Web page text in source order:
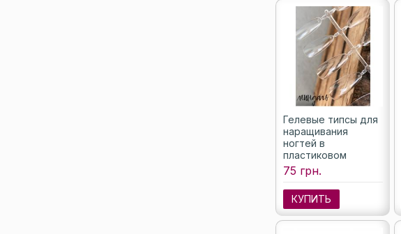
Гелевые типсы для
наращивания
ногтей в
пластиковом
контейнере
(Миндаль), 240 шт.
75 грн.
КУПИТЬ